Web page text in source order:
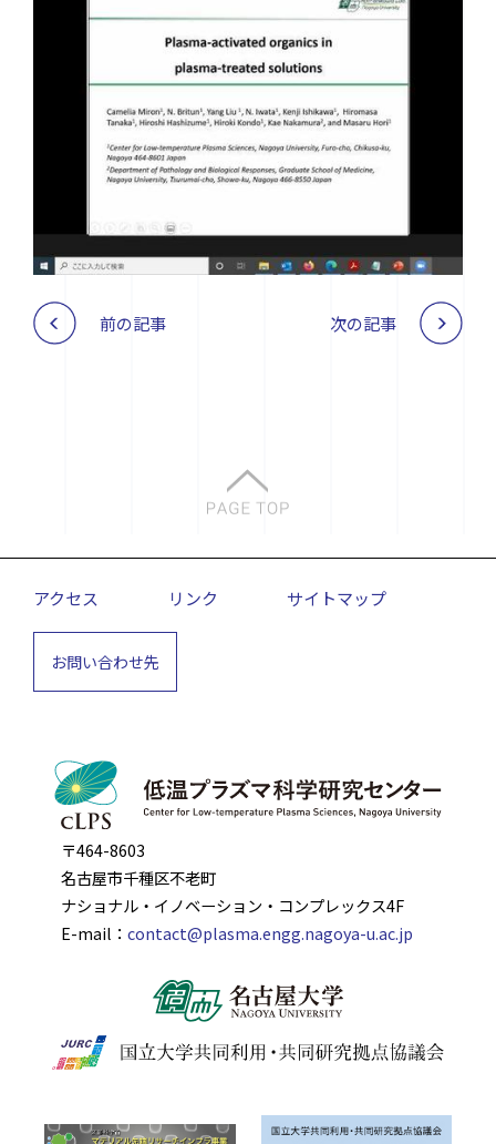
前の記事 次の記事
アクセス リンク サイトマップ
お問い合わせ先
〒464-8603
名古屋市千種区不老町
ナショナル・イノベーション・コンプレックス4F
E-mail： contact@plasma.engg.nagoya-u.ac.jp